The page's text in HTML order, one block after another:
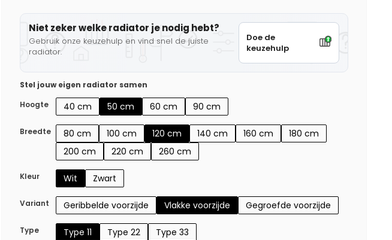
Niet zeker welke radiator je nodig hebt?
Gebruik onze keuzehulp en vind snel de juiste
radiator.
Doe de
keuzehulp
Stel jouw eigen radiator samen
Hoogte
40 cm 50 cm 60 cm 90 cm
Breedte 80 cm 100 cm 120 cm 140 cm 160 cm
180 cm
200 cm
220 cm 260 cm
Kleur Wit Zwart
Variant Geribbelde voorzijde Vlakke voorzijde Gegroefde voorzijde
Type Type 11 Type 22 Type 33